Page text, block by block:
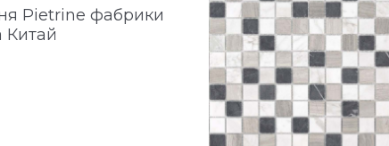
Pietrine фабрики
Китай